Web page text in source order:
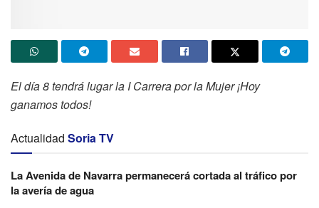
El día 8 tendrá lugar la I Carrera por la Mujer ¡Hoy
ganamos todos!
Actualidad Soria TV
La Avenida de Navarra permanecerá cortada al tráfico por
la avería de agua